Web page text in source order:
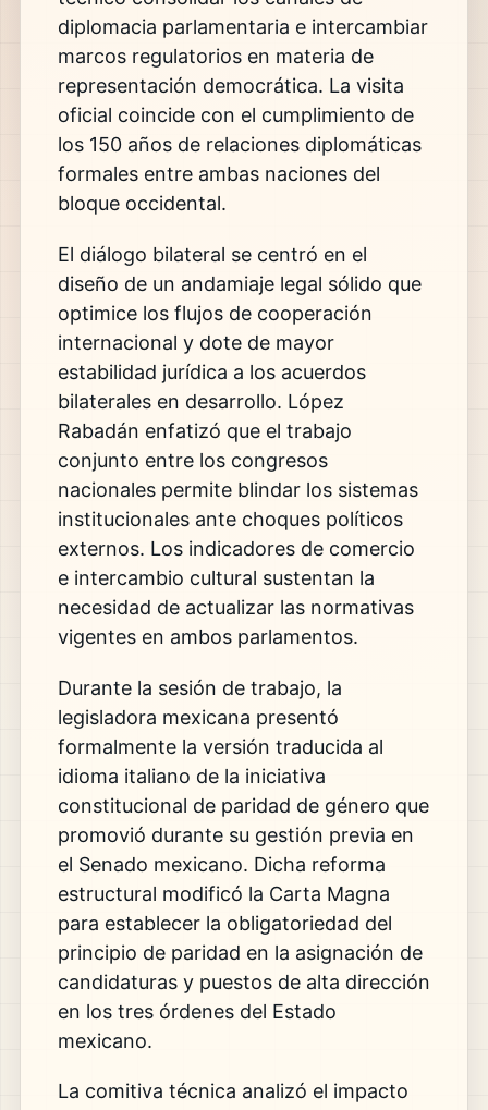
diplomacia parlamentaria e intercambiar
marcos regulatorios en materia de
representación democrática. La visita
oficial coincide con el cumplimiento de
los 150 años de relaciones diplomáticas
formales entre ambas naciones del
bloque occidental.
El diálogo bilateral se centró en el
diseño de un andamiaje legal sólido que
optimice los flujos de cooperación
internacional y dote de mayor
estabilidad jurídica a los acuerdos
bilaterales en desarrollo. López
Rabadán enfatizó que el trabajo
conjunto entre los congresos
nacionales permite blindar los sistemas
institucionales ante choques políticos
externos. Los indicadores de comercio
e intercambio cultural sustentan la
necesidad de actualizar las normativas
vigentes en ambos parlamentos.
Durante la sesión de trabajo, la
legisladora mexicana presentó
formalmente la versión traducida al
idioma italiano de la iniciativa
constitucional de paridad de género que
promovió durante su gestión previa en
el Senado mexicano. Dicha reforma
estructural modificó la Carta Magna
para establecer la obligatoriedad del
principio de paridad en la asignación de
candidaturas y puestos de alta dirección
en los tres órdenes del Estado
mexicano.
La comitiva técnica analizó el impacto